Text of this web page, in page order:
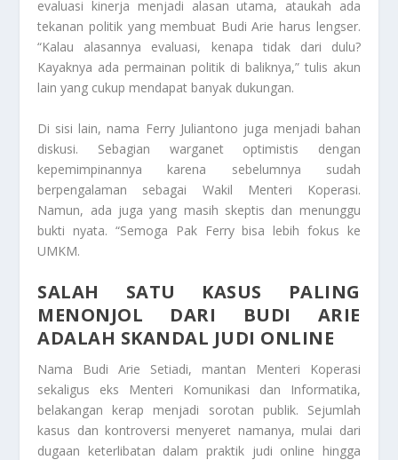
evaluasi kinerja menjadi alasan utama, ataukah ada
tekanan politik yang membuat Budi Arie harus lengser.
“Kalau alasannya evaluasi, kenapa tidak dari dulu?
Kayaknya ada permainan politik di baliknya,” tulis akun
lain yang cukup mendapat banyak dukungan.
Di sisi lain, nama Ferry Juliantono juga menjadi bahan
diskusi. Sebagian warganet optimistis dengan
kepemimpinannya karena sebelumnya sudah
berpengalaman sebagai Wakil Menteri Koperasi.
Namun, ada juga yang masih skeptis dan menunggu
bukti nyata. “Semoga Pak Ferry bisa lebih fokus ke
UMKM.
SALAH SATU KASUS PALING
MENONJOL DARI BUDI ARIE
ADALAH SKANDAL JUDI ONLINE
Nama Budi Arie Setiadi, mantan Menteri Koperasi
sekaligus eks Menteri Komunikasi dan Informatika,
belakangan kerap menjadi sorotan publik. Sejumlah
kasus dan kontroversi menyeret namanya, mulai dari
dugaan keterlibatan dalam praktik judi online hingga